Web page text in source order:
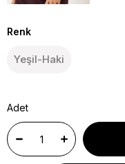
Renk
Yeşil-Haki
Adet